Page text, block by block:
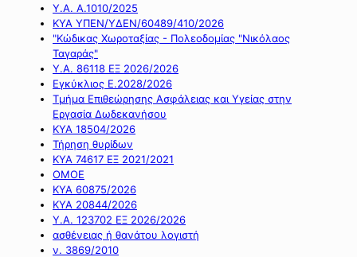
Υ.Α. Α.1010/2025
ΚΥΑ ΥΠΕΝ/ΥΔΕΝ/60489/410/2026
"Κώδικας Χωροταξίας - Πολεοδομίας "Νικόλαος
Ταγαράς"
Υ.Α. 86118 ΕΞ 2026/2026
Εγκύκλιος Ε.2028/2026
Τμήμα Επιθεώρησης Ασφάλειας και Υγείας στην
Εργασία Δωδεκανήσου
ΚΥΑ 18504/2026
Τήρηση θυρίδων
ΚΥΑ 74617 ΕΞ 2021/2021
ΟΜΟΕ
ΚΥΑ 60875/2026
ΚΥΑ 20844/2026
Υ.Α. 123702 ΕΞ 2026/2026
ασθένειας ή θανάτου λογιστή
ν. 3869/2010